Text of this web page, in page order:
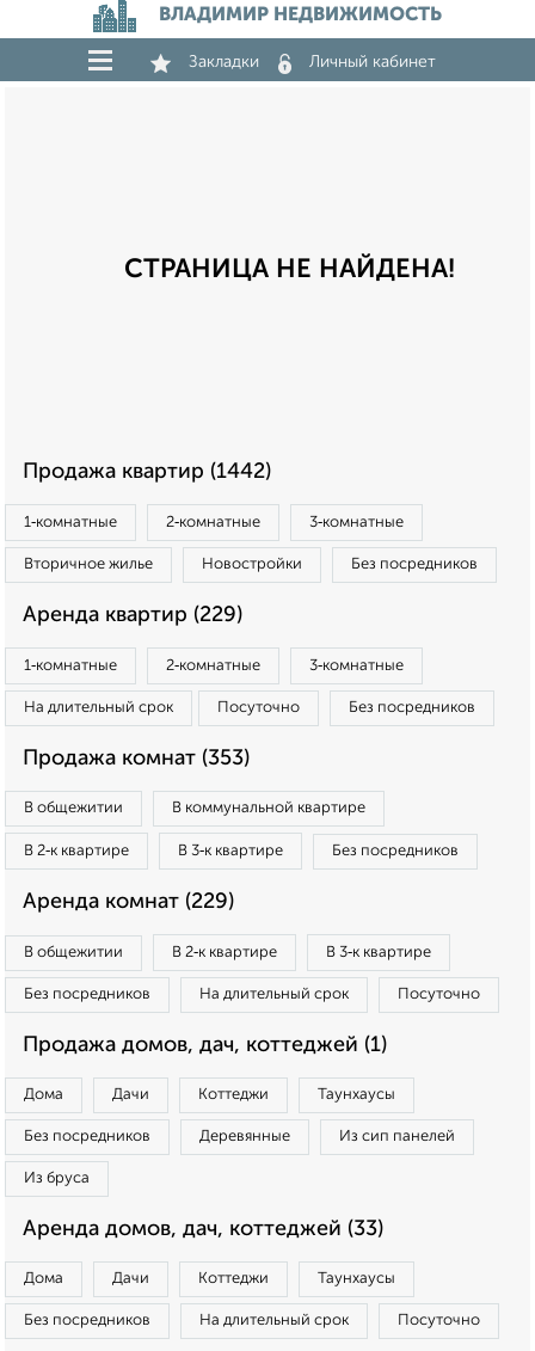
ВЛАДИМИР НЕДВИЖИМОСТЬ
Закладки Личный кабинет
СТРАНИЦА НЕ НАЙДЕНА!
Продажа квартир (1442)
1‑комнатные 2‑комнатные 3‑комнатные
Вторичное жилье Новостройки Без посредников
Аренда квартир (229)
1‑комнатные 2‑комнатные 3‑комнатные
На длительный срок Посуточно Без посредников
Продажа комнат (353)
В общежитии В коммунальной квартире
В 2‑к квартире В 3‑к квартире Без посредников
Аренда комнат (229)
В общежитии В 2‑к квартире В 3‑к квартире
Без посредников На длительный срок Посуточно
Продажа домов, дач, коттеджей (1)
Дома Дачи Коттеджи Таунхаусы
Без посредников Деревянные Из сип панелей
Из бруса
Аренда домов, дач, коттеджей (33)
Дома Дачи Коттеджи Таунхаусы
Без посредников На длительный срок Посуточно